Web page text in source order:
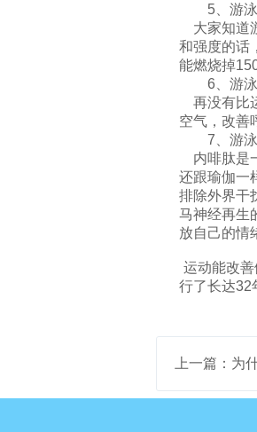
5、游泳
大家知道
和强度的话
能燃烧掉
6、游泳
再没有比
空气，改善
7、游泳
内啡肽是
还跟瑜伽一
排除外界干
马神经再生
放自己的情
运动能改
行了长达32
上一篇：为